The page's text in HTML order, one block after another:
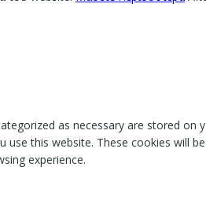
as necessary are stored on
this website. These cookies will
experience.